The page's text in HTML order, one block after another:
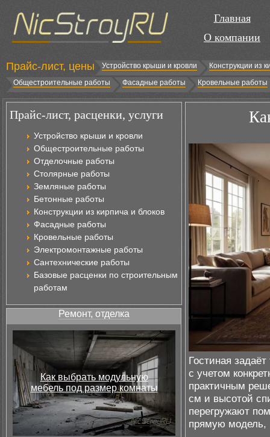
Главная
О компании
Прайс-лист, цены Устройство крыши и кровли
Конструкции из
Общестроительные работы
Фасадные работы Кровельные работы
Прайс-лист, расценки, услуги
Устройство крыши и кровли
Общестроительные работы
Отделочные работы
Столярные работы
Земляные работы
Бетонные работы
Конструкции из кирпича и блоков
Фасадные работы
Кровельные работы
Электромонтажные работы
Сантехнические работы
Базовые расценки по строительным
работам
Ремонт, отделка
Как выбрать модульную
мебель под размер комнаты
Гостиная
с учетом
практичным
см и высотой
перегружают
прямую модель,